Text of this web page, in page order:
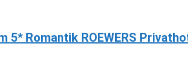
5* Romantik ROEWERS